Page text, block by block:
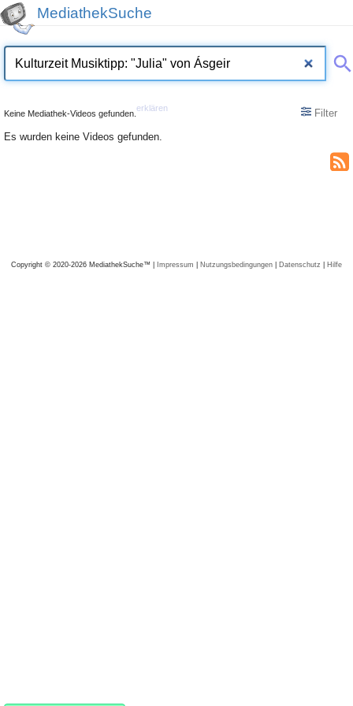
MediathekSuche
Keine Mediathek-Videos gefunden.
erklären
Filter
Es wurden keine Videos gefunden.
Copyright © 2020-2026 MediathekSuche™ | Impressum | Nutzungsbedingungen | Datenschutz | Hilfe